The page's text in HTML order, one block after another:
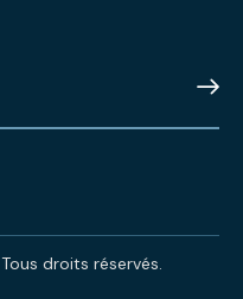
OK
droits réservés.